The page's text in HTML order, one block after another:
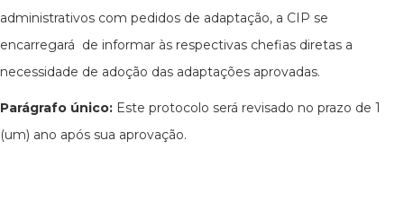
administrativos com pedidos de adaptação, a CIP se
encarregará de informar às respectivas chefias diretas a
necessidade de adoção das adaptações aprovadas.
Parágrafo único: Este protocolo será revisado no prazo de 1
(um) ano após sua aprovação.